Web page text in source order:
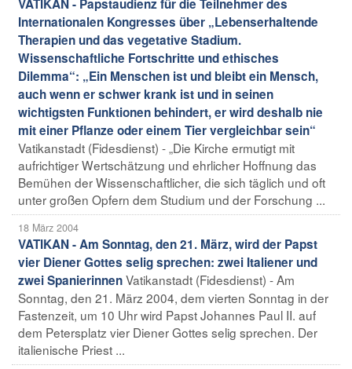
VATIKAN - Papstaudienz für die Teilnehmer des
Internationalen Kongresses über „Lebenserhaltende
Therapien und das vegetative Stadium.
Wissenschaftliche Fortschritte und ethisches
Dilemma“: „Ein Menschen ist und bleibt ein Mensch,
auch wenn er schwer krank ist und in seinen
wichtigsten Funktionen behindert, er wird deshalb nie
mit einer Pflanze oder einem Tier vergleichbar sein“
Vatikanstadt (Fidesdienst) - „Die Kirche ermutigt mit
aufrichtiger Wertschätzung und ehrlicher Hoffnung das
Bemühen der Wissenschaftlicher, die sich täglich und oft
unter großen Opfern dem Studium und der Forschung ...
18 März 2004
VATIKAN - Am Sonntag, den 21. März, wird der Papst
vier Diener Gottes selig sprechen: zwei Italiener und
zwei SpanierinnenVatikanstadt (Fidesdienst) - Am
Sonntag, den 21. März 2004, dem vierten Sonntag in der
Fastenzeit, um 10 Uhr wird Papst Johannes Paul II. auf
dem Petersplatz vier Diener Gottes selig sprechen. Der
italienische Priest ...